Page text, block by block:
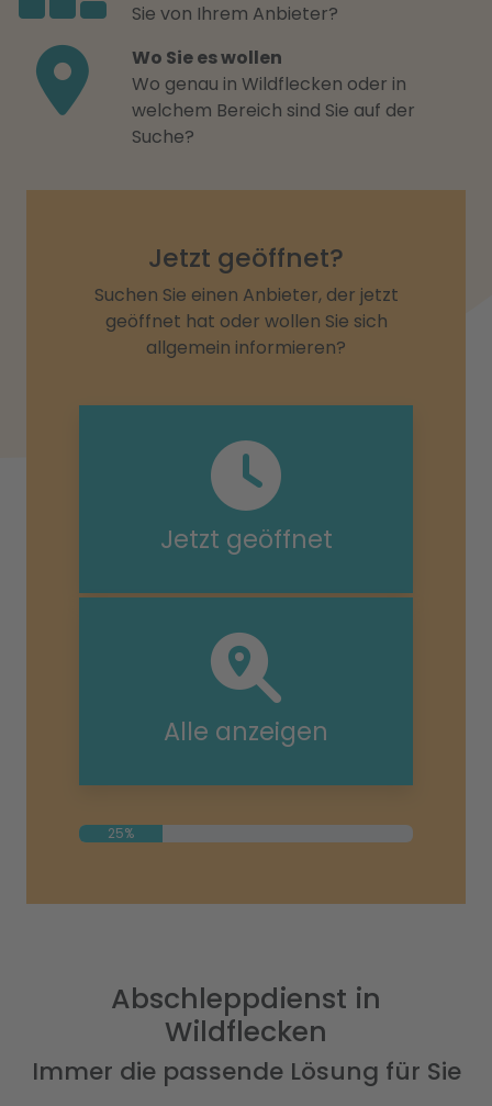
Sie von Ihrem Anbieter?
Wo Sie es wollen
Wo genau in Wildflecken oder in
welchem Bereich sind Sie auf der
Suche?
Jetzt geöffnet?
Suchen Sie einen Anbieter, der jetzt
geöffnet hat oder wollen Sie sich
allgemein informieren?
Jetzt geöffnet
Alle anzeigen
25%
Abschleppdienst in
Wildflecken
Immer die passende Lösung für Sie